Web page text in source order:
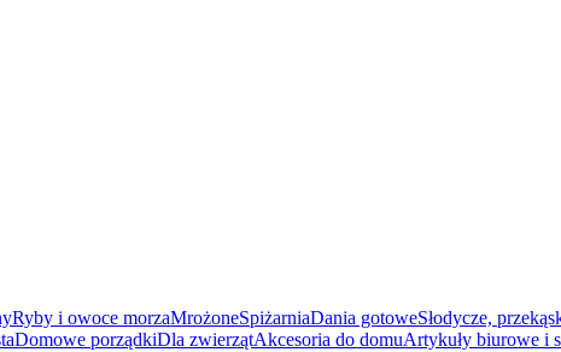
Ryby i owoce morzaMrożoneSpiżarniaDania gotoweSłodycze,
Domowe porządkiDla zwierzątAkcesoria do domuArtykuły biurowe i